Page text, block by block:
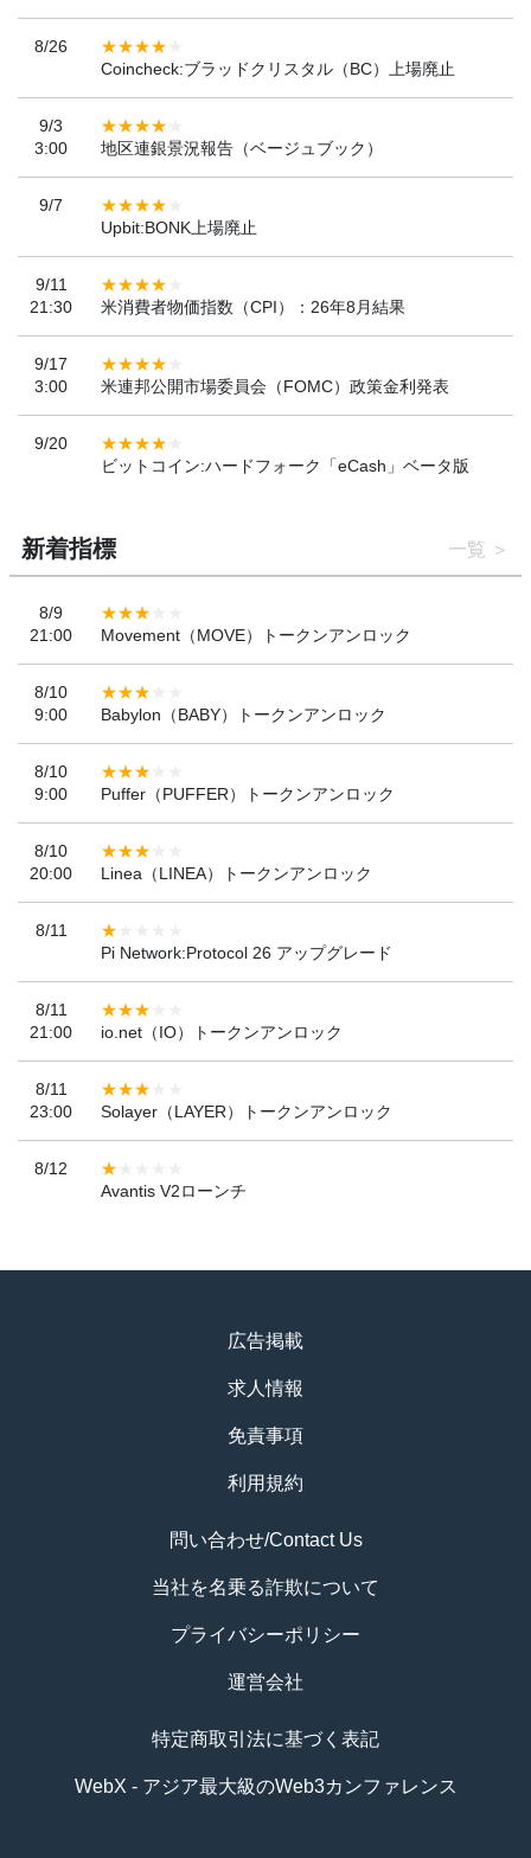
8/26
Coincheck:ブラッドクリスタル（BC）上場廃止
9/3
3:00
地区連銀景況報告（ベージュブック）
9/7
Upbit:BONK上場廃止
9/11
21:30
米消費者物価指数（CPI）：26年8月結果
9/17
3:00
米連邦公開市場委員会（FOMC）政策金利発表
9/20
ビットコイン:ハードフォーク「eCash」ベータ版
新着指標 一覧
8/9
21:00
Movement（MOVE）トークンアンロック
8/10
9:00
Babylon（BABY）トークンアンロック
8/10
9:00
Puffer（PUFFER）トークンアンロック
8/10
20:00
Linea（LINEA）トークンアンロック
8/11
Pi Network:Protocol 26 アップグレード
8/11
21:00
io.net（IO）トークンアンロック
8/11
23:00
Solayer（LAYER）トークンアンロック
8/12
Avantis V2ローンチ
広告掲載
求人情報
免責事項
利用規約
問い合わせ/Contact Us
当社を名乗る詐欺について
プライバシーポリシー
運営会社
特定商取引法に基づく表記
WebX - アジア最大級のWeb3カンファレンス